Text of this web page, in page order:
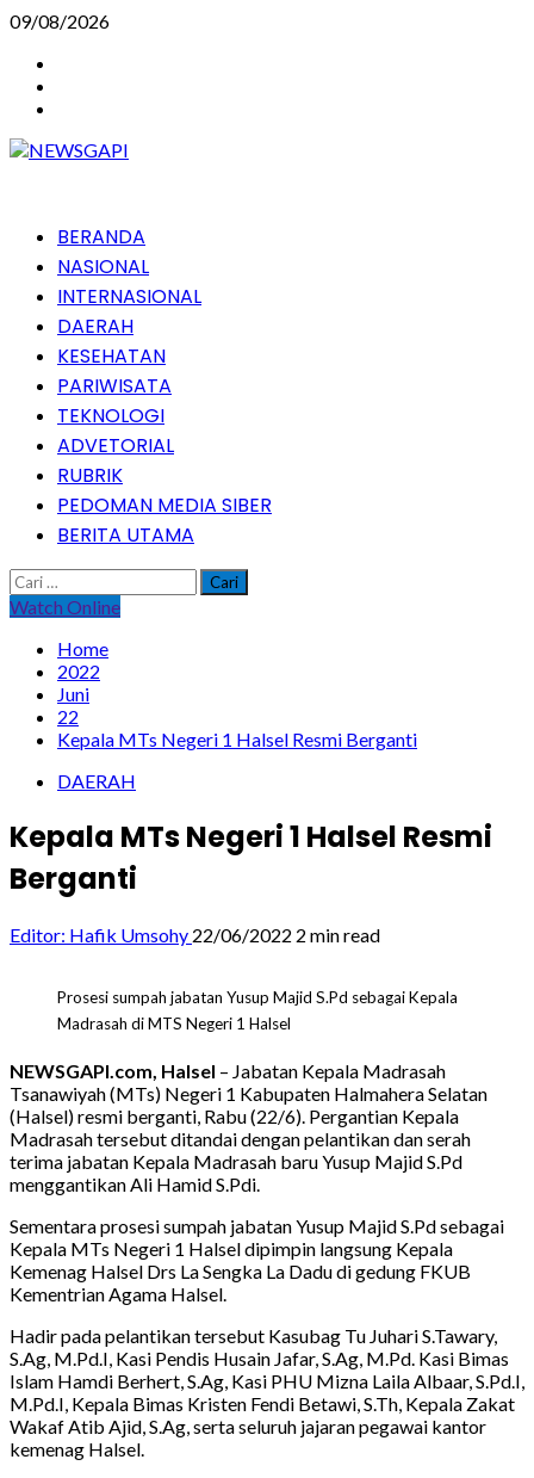
Skip
content
09/08/2026
PrimaryBERANDA
NASIONAL
INTERNASIONAL
DAERAH
KESEHATAN
PARIWISATA
TEKNOLOGI
ADVETORIAL
RUBRIK
PEDOMAN MEDIA SIBER
BERITA UTAMA
Cari
untuk:
Watch Online
Home
2022
Juni
22
Kepala MTs Negeri 1 Halsel Resmi Berganti
DAERAH
Kepala MTs Negeri 1 Halsel Resmi
Berganti
Editor: Hafik Umsohy 22/06/2022 2 min read
Prosesi sumpah jabatan Yusup Majid S.Pd sebagai Kepala
Madrasah di MTS Negeri 1 Halsel
NEWSGAPI.com, Halsel – Jabatan Kepala Madrasah
Tsanawiyah (MTs) Negeri 1 Kabupaten Halmahera Selatan
(Halsel) resmi berganti, Rabu (22/6). Pergantian Kepala
Madrasah tersebut ditandai dengan pelantikan dan serah
terima jabatan Kepala Madrasah baru Yusup Majid S.Pd
menggantikan Ali Hamid S.Pdi.
Sementara prosesi sumpah jabatan Yusup Majid S.Pd sebagai
Kepala MTs Negeri 1 Halsel dipimpin langsung Kepala
Kemenag Halsel Drs La Sengka La Dadu di gedung FKUB
Kementrian Agama Halsel.
Hadir pada pelantikan tersebut Kasubag Tu Juhari S.Tawary,
S.Ag, M.Pd.I, Kasi Pendis Husain Jafar, S.Ag, M.Pd. Kasi Bimas
Islam Hamdi Berhert, S.Ag, Kasi PHU Mizna Laila Albaar, S.Pd.I,
M.Pd.I, Kepala Bimas Kristen Fendi Betawi, S.Th, Kepala Zakat
Wakaf Atib Ajid, S.Ag, serta seluruh jajaran pegawai kantor
kemenag Halsel.